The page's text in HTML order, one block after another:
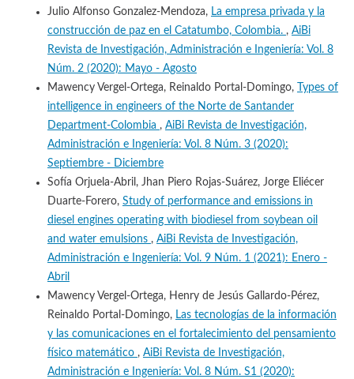
Julio Alfonso Gonzalez-Mendoza, La empresa privada y la
construcción de paz en el Catatumbo, Colombia. , AiBi
Revista de Investigación, Administración e Ingeniería: Vol. 8
Núm. 2 (2020): Mayo - Agosto
Mawency Vergel-Ortega, Reinaldo Portal-Domingo,
Types of
intelligence in engineers of the Norte de Santander
Department-Colombia , AiBi Revista de Investigación,
Administración e Ingeniería: Vol. 8 Núm. 3 (2020):
Septiembre - Diciembre
Sofía Orjuela-Abril, Jhan Piero Rojas-Suárez, Jorge Eliécer
Duarte-Forero, Study of performance and emissions in
diesel engines operating with biodiesel from soybean oil
and water emulsions , AiBi Revista de Investigación,
Administración e Ingeniería: Vol. 9 Núm. 1 (2021): Enero -
Abril
Mawency Vergel-Ortega, Henry de Jesús Gallardo-Pérez,
Reinaldo Portal-Domingo, Las tecnologías de la información
y las comunicaciones en el fortalecimiento del pensamiento
físico matemático , AiBi Revista de Investigación,
Administración e Ingeniería: Vol. 8 Núm. S1 (2020):